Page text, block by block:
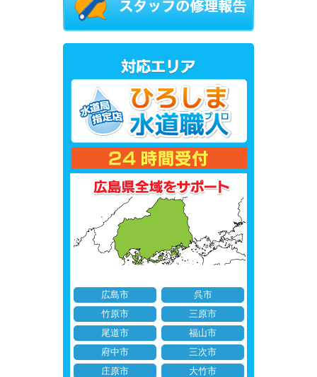
広島市
呉市
竹原市
三原市
尾道市
福山市
府中市
三次市
庄原市
大竹市